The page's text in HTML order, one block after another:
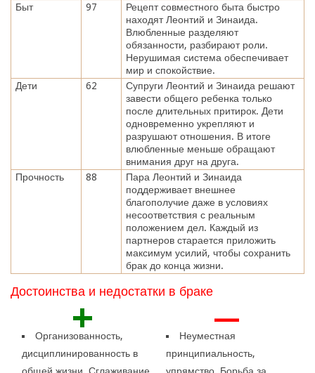
Быт
97
Рецепт совместного быта быстро
находят Леонтий и Зинаида.
Влюбленные разделяют
обязанности, разбирают роли.
Нерушимая система обеспечивает
мир и спокойствие.
Дети
62
Супруги Леонтий и Зинаида решают
завести общего ребенка только
после длительных притирок. Дети
одновременно укрепляют и
разрушают отношения. В итоге
влюбленные меньше обращают
внимания друг на друга.
Прочность
88
Пара Леонтий и Зинаида
поддерживает внешнее
благополучие даже в условиях
несоответствия с реальным
положением дел. Каждый из
партнеров старается приложить
максимум усилий, чтобы сохранить
брак до конца жизни.
Достоинства и недостатки в браке
+
Организованность,
дисциплинированность в
—
Неуместная
принципиальность,